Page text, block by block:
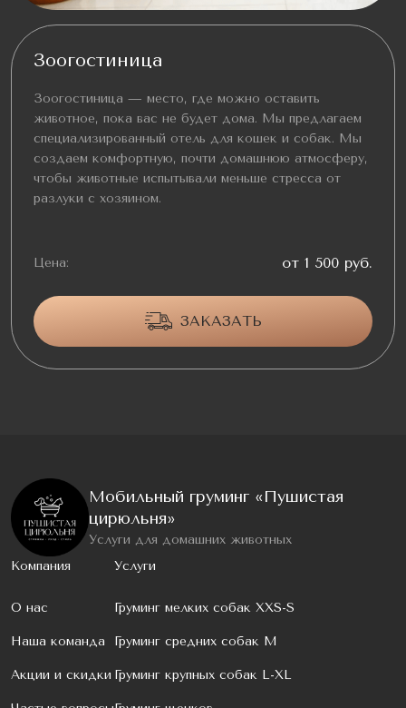
Зоогостиница
Зоогостиница — место, где можно оставить
животное, пока вас не будет дома. Мы предлагаем
специализированный отель для кошек и собак. Мы
создаем комфортную, почти домашнюю атмосферу,
чтобы животные испытывали меньше стресса от
разлуки с хозяином.
Цена: от 1 500 руб.
ЗАКАЗАТЬ
Мобильный груминг «Пушистая
цирюльня»
Услуги для домашних животных
Компания
О нас
Наша команда
Акции и скидки
Услуги
Груминг мелких собак XXS-S
Груминг средних собак M
Груминг крупных собак L-XL